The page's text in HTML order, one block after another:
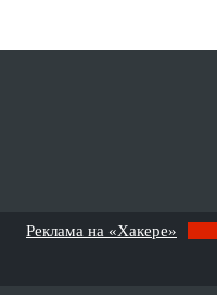
Реклама на «Хакере»